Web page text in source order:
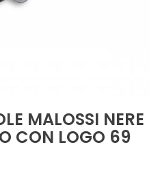
MALOSSI NERE
CON LOGO 69